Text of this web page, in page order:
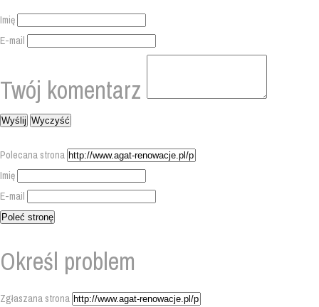
Imię
E-mail
Twój komentarz
Polecana strona
Imię
E-mail
Określ problem
Zgłaszana strona